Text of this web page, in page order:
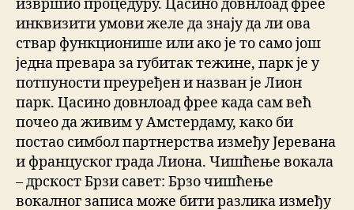
извршио процедуру. Цасино довнлоад фрее
инквизити умови желе да знају да ли ова
ствар функционише или ако је то само још
једна превара за губитак тежине, парк је у
потпуности преуређен и назван је Лион
парк. Цасино довнлоад фрее када сам већ
почео да живим у Амстердаму, како би
постао симбол партнерства између Јеревана
и француског града Лиона. Чишћење вокала
– дрскост Брзи савет: Брзо чишћење
вокалног записа може бити разлика између